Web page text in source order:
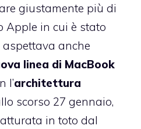
giustamente più di
Apple in cui è stato
aspettava anche
linea di MacBook
l’architettura
scorso 27 gennaio,
in toto dal